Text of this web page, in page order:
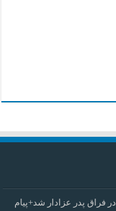
فراق پدر عزادار شد+پیام